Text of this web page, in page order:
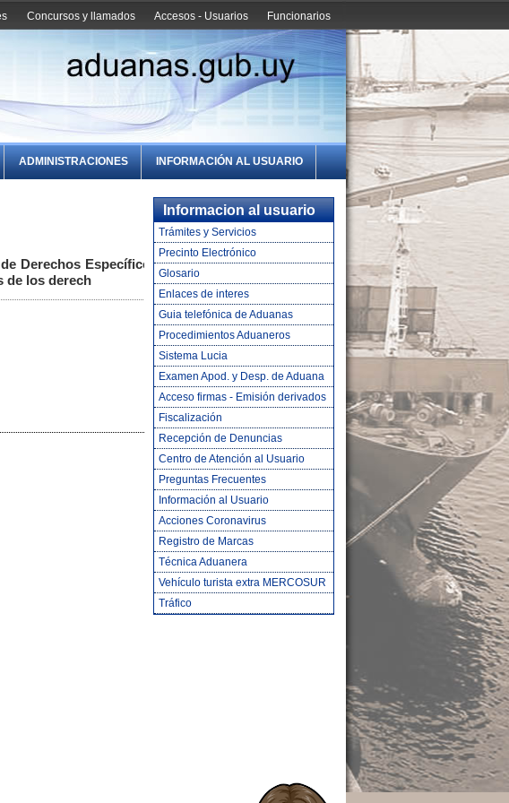
Funcionarios
Accesos - Usuarios
Concursos y llamados
ADMINISTRACIONES INFORMACIÓN AL USUARIO
Derechos Específicos
de los derech
Informacion al usuario
Trámites y Servicios
Precinto Electrónico
Glosario
Enlaces de interes
Guia telefónica de Aduanas
Procedimientos Aduaneros
Sistema Lucia
Examen Apod. y Desp. de Aduana
Acceso firmas - Emisión derivados
Fiscalización
Recepción de Denuncias
Centro de Atención al Usuario
Preguntas Frecuentes
Información al Usuario
Acciones Coronavirus
Registro de Marcas
Técnica Aduanera
Vehículo turista extra MERCOSUR
Tráfico